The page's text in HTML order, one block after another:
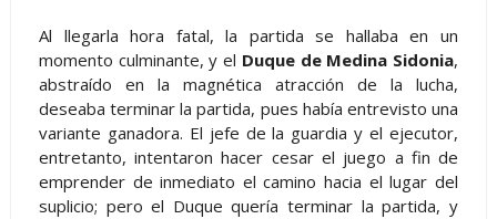
Al llegarla hora fatal, la partida se hallaba en un
momento culminante, y el Duque de Medina Sidonia,
abstraído en la magnética atracción de la lucha,
deseaba terminar la partida, pues había entrevisto una
variante ganadora. El jefe de la guardia y el ejecutor,
entretanto, intentaron hacer cesar el juego a fin de
emprender de inmediato el camino hacia el lugar del
suplicio; pero el Duque quería terminar la partida, y